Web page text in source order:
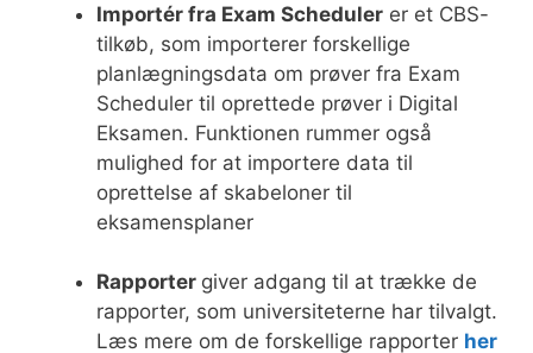
Importér fra Exam Scheduler er et CBS-
tilkøb, som importerer forskellige
planlægningsdata om prøver fra Exam
Scheduler til oprettede prøver i Digital
Eksamen. Funktionen rummer også
mulighed for at importere data til
oprettelse af skabeloner til
eksamensplaner
Rapporter giver adgang til at trække de
rapporter, som universiteterne har tilvalgt.
Læs mere om de forskellige rapporter her